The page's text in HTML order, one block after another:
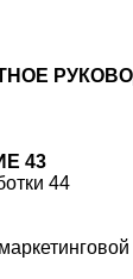
43
44